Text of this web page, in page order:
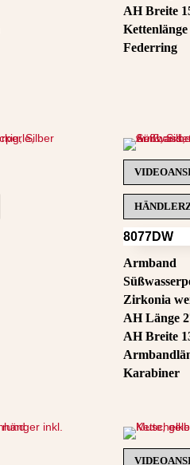
AH Breite
Kettenlänge
Federring
8077DW
Armband
Zirkonia
AH Länge
AH Breite
Karabiner